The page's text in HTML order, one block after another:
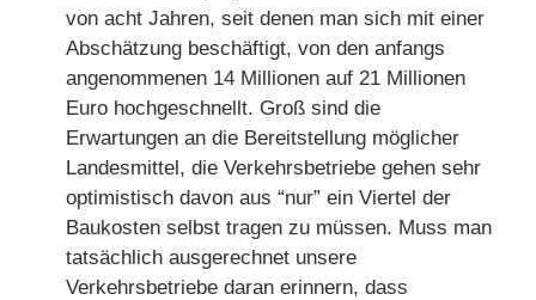
von acht Jahren, seit denen man sich mit einer
Abschätzung beschäftigt, von den anfangs
angenommenen 14 Millionen auf 21 Millionen
Euro hochgeschnellt. Groß sind die
Erwartungen an die Bereitstellung möglicher
Landesmittel, die Verkehrsbetriebe gehen sehr
optimistisch davon aus “nur” ein Viertel der
Baukosten selbst tragen zu müssen. Muss man
tatsächlich ausgerechnet unsere
Verkehrsbetriebe daran erinnern, dass